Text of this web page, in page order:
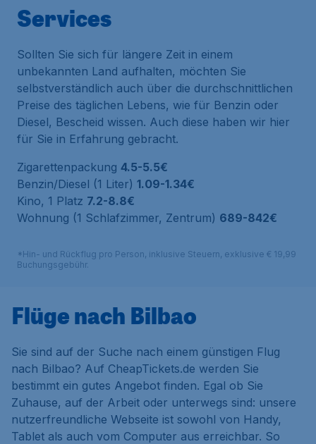
Services
Sollten Sie sich für längere Zeit in einem
unbekannten Land aufhalten, möchten Sie
selbstverständlich auch über die durchschnittlichen
Preise des täglichen Lebens, wie für Benzin oder
Diesel, Bescheid wissen. Auch diese haben wir hier
für Sie in Erfahrung gebracht.
Zigarettenpackung 4.5-5.5€
Benzin/Diesel (1 Liter) 1.09-1.34€
Kino, 1 Platz 7.2-8.8€
Wohnung (1 Schlafzimmer, Zentrum) 689-842€
*Hin- und Rückflug pro Person, inklusive Steuern, exklusive € 19,99
Buchungsgebühr.
Flüge nach Bilbao
Sie sind auf der Suche nach einem günstigen Flug
nach Bilbao? Auf CheapTickets.de werden Sie
bestimmt ein gutes Angebot finden. Egal ob Sie
Zuhause, auf der Arbeit oder unterwegs sind: unsere
nutzerfreundliche Webseite ist sowohl von Handy,
Tablet als auch vom Computer aus erreichbar. So